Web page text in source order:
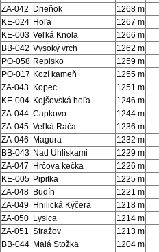
ZA-042
Drieňok 1268 m
KE-024 Hoľa 1267 m
KE-003 Veľká Knola 1266 m
BB-042 Vysoký vrch 1262 m
PO-058 Repisko 1259 m
PO-017 Kozí kameň 1255 m
ZA-043 Kopec 1251 m
KE-004 Kojšovská hoľa 1246 m
ZA-044 Capkovo 1244 m
ZA-045 Veľká Rača 1236 m
ZA-046
Magura 1232 m
BB-043 Nad Uhliskami 1229 m
ZA-047
Hrčova kečka 1226 m
KE-005 Pipitka 1225 m
ZA-048 Budín 1221 m
ZA-049 Hnilická Kýčera 1218 m
ZA-050 Lysica 1214 m
ZA-051 Stražov 1213 m
BB-044 Malá Stožka 1204 m